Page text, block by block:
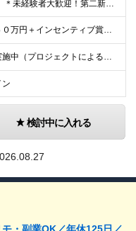
【学歴・経験不問】 ＊未経験者大歓迎！第二新卒歓迎/充実研修/WEB面接可能＊ 「 営業ってなんとなく難しそう・・・ 」 「 AIとかSNSなんて分からない・・・ 」 という未経験の方でも安心して
★月給３２万円～５０万円＋インセンティブ賞与＋決算賞与★ （30時間の固定残業代、一律月54,750円を含む。超過分は支給） ※経験・スキルを考慮の上、決定 ※昇給：随時あり 【インセンティブについ
★リモートワーク実施中（プロジェクトによる） ※一部フルリモートあり 【本社】 東京都千代田区五番町4-8 日立五番町ビル 5F 【その他勤務先】 ・北海道札幌市中央区大通東 ・宮城県仙台市青葉区
ン
検討中に入れる